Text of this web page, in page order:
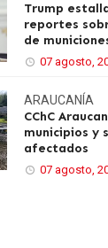
Trump
reportes
de
07 agosto,
ARAUCANÍA
CChC
municipios y
afectados
07 agosto,